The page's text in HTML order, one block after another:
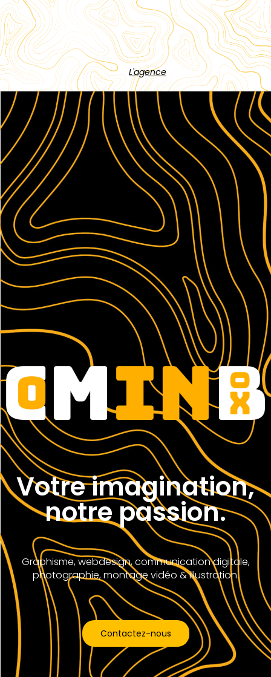
L'agence
Votre imagination,
notre passion.
Graphisme, webdesign, communication digitale,
photographie, montage vidéo & illustration.
Contactez-nous